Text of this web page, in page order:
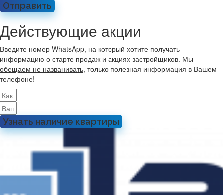
Отправить
Действующие акции
Введите номер WhatsApp, на который хотите получать
информацию о старте продаж и акциях застройщиков. Мы
обещаем не названивать, только полезная информация в Вашем
телефоне!
Узнать наличие квартиры